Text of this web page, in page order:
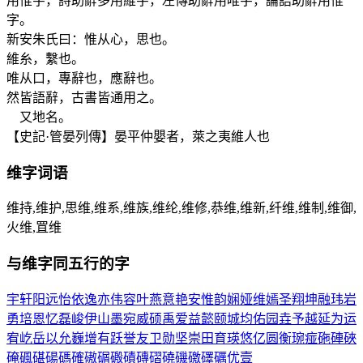
字。
新安朱氏曰：惟从心，思也。
維糸，繫也。
唯从口，專辭也，應辭也。
然皆語辭，古書皆通用之。
又地名。
【史記·管晏列傳】晏平仲嬰者，萊之夷維人也
维字词语
维持,维护,思维,维系,维族,维纶,维修,恭维,维新,纤维,维制,维御,
火维,罝维
与维字同五行的字
宇轩阳远怡依逸亦伟容叶燕意艳安惟韵娴娅维嫣圣翔坤融玮岩
勇培恩忆磊峻伊山墨宛威硕禹爱益懿 颐城均佑园 垚予越延为运
宥屹岳以允巍增有跃誉友卫勋坚崇田育瑛悠亿 圆衡琬痖砤硨硤
硽碸碪碭碼確磝碿磤磧磚磖磽磯礉礋礪优壹